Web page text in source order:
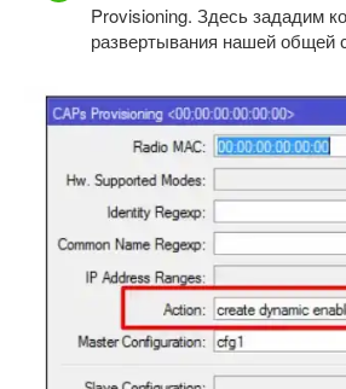
Provisioning. Здесь зададим
развертывания нашей общей